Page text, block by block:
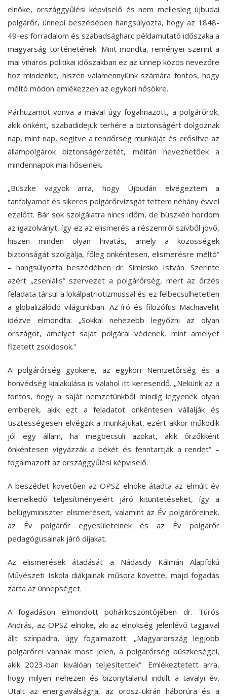
elnöke, országgyűlési képviselő és nem mellesleg újbudai
polgárőr, ünnepi beszédében hangsúlyozta, hogy az 1848-
49-es forradalom és szabadságharc példamutató időszaka a
magyarság történetének. Mint mondta, reményei szerint a
mai viharos politikai időszakban ez az ünnep közös nevezőre
hoz mindenkit, hiszen valamennyiünk számára fontos, hogy
méltó módon emlékezzen az egykori hősökre.
Párhuzamot vonva a mával úgy fogalmazott, a polgárőrök,
akik önként, szabadidejük terhére a biztonságért dolgoznak
nap, mint nap, segítve a rendőrség munkáját és erősítve az
állampolgárok biztonságérzetét, méltán nevezhetőek a
mindennapok mai hőseinek.
„Büszke vagyok arra, hogy Újbudán elvégeztem a
tanfolyamot és sikeres polgárőrvizsgát tettem néhány évvel
ezelőtt. Bár sok szolgálatra nincs időm, de büszkén hordom
az igazolványt, így ez az elismerés a részemről szívből jövő,
hiszen minden olyan hivatás, amely a közösségek
biztonságát szolgálja, főleg önkéntesen, elismerésre méltó”
– hangsúlyozta beszédében dr. Simicskó István. Szerinte
azért „zseniális” szervezet a polgárőrség, mert az őrzés
feladata társul a lokálpatriotizmussal és ez felbecsülhetetlen
a globalizálódó világunkban. Az író és filozófus Machiavellit
idézve elmondta: „Sokkal nehezebb legyőzni az olyan
országot, amelyet saját polgárai védenek, mint amelyet
fizetett zsoldosok.”
A polgárőrség gyökere, az egykori Nemzetőrség és a
honvédség kialakulása is valahol itt keresendő. „Nekünk az a
fontos, hogy a saját nemzetünkből mindig legyenek olyan
emberek, akik ezt a feladatot önkéntesen vállalják és
tisztességesen elvégzik a munkájukat, ezért akkor működik
jól egy állam, ha megbecsüli azokat, akik őrzőkként
önkéntesen vigyázzák a békét és fenntartják a rendet” –
fogalmazott az országgyűlési képviselő.
A beszédet követően az OPSZ elnöke átadta az elmúlt év
kiemelkedő teljesítményeiért járó kitüntetéseket, így a
belügyminiszter elismeréseit, valamint az Év polgárőreinek,
az Év polgárőr egyesületeinek és az Év polgárőr
pedagógusainak járó díjakat.
Az elismerések átadását a Nádasdy Kálmán Alapfokú
Művészeti Iskola diákjainak műsora követte, majd fogadás
zárta az ünnepséget.
A fogadáson elmondott pohárköszöntőjében dr. Túrós
András, az OPSZ elnöke, aki az elnökség jelenlévő tagjaival
állt színpadra, úgy fogalmazott: „Magyarország legjobb
polgárőrei vannak most jelen, a polgárőrség büszkeségei,
akik 2023-ban kiválóan teljesítettek”. Emlékeztetett arra,
hogy milyen nehezen és bizonytalanul indult a tavalyi év.
Utalt az energiaválságra, az orosz-ukrán háborúra és a